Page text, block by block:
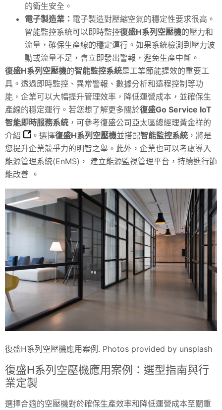
的衛生安全。
電子製造業： 電子製造對壓縮空氣的穩定性要求很高。
智能監控系統可以即時監控復盛H系列空壓機的壓力和
流量，確保生產線的穩定運行。如果系統檢測到壓力波
動或流量不足，會立即發出警報，避免生產中斷。
復盛H系列空壓機的智能監控系統是工業節能提效的重要工
具。透過即時監控、異常警報、數據分析和遠程控制等功
能，企業可以大幅提升管理效率，降低運營成本，並確保生
產線的穩定運行。若您想了解更多關於復盛Go Service IoT
智能即時服務系統 ，可參考復盛公司亞太區總經理黃金祥的
介紹
。選擇復盛H系列空壓機並搭配智能監控系統 ，將是
您提升企業競爭力的明智之舉。此外，企業也可以考慮導入
能源管理系統(EnMS)， 建立能源監視管理平台，持續進行節
能改善 。
復盛H系列空壓機應用案例. Photos provided by unsplash
復盛H系列空壓機應用案例：選型指南與行
業定製
選擇合適的空壓機對於確保生產效率和降低運營成本至關重